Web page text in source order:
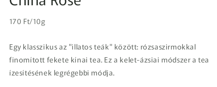
a
párbeszédpanelen
Normál
Egységár
170 Ft/10g
Egy klasszikus az "illatos teák" között: rózsaszirmokkal
finomított fekete kínai tea. Ez a kelet-ázsiai módszer a tea
ízesítésének legrégebbi módja.